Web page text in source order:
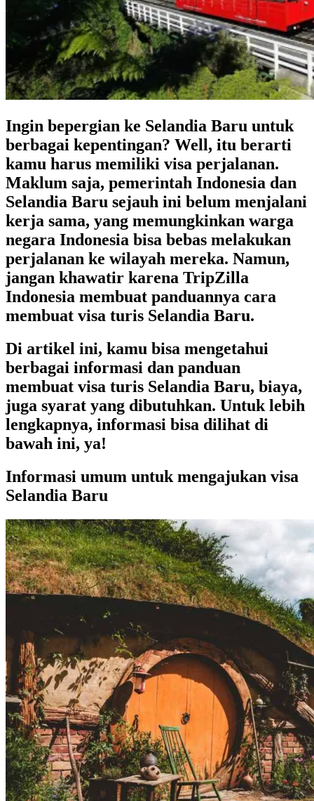
Ingin bepergian ke Selandia Baru untuk
berbagai kepentingan? Well, itu berarti
kamu harus memiliki visa perjalanan.
Maklum saja, pemerintah Indonesia dan
Selandia Baru sejauh ini belum menjalani
kerja sama, yang memungkinkan warga
negara Indonesia bisa bebas melakukan
perjalanan ke wilayah mereka. Namun,
jangan khawatir karena TripZilla
Indonesia membuat panduannya cara
membuat visa turis Selandia Baru.
Di artikel ini, kamu bisa mengetahui
berbagai informasi dan panduan
membuat visa turis Selandia Baru, biaya,
juga syarat yang dibutuhkan. Untuk lebih
lengkapnya, informasi bisa dilihat di
bawah ini, ya!
Informasi umum untuk mengajukan visa
Selandia Baru